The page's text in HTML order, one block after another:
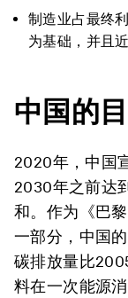
制造业占最终
为基础，并且
中国的
2020年， 中国
2030年之前达
和。作为《巴
一部分，中国
碳排放量比
料在一次能源